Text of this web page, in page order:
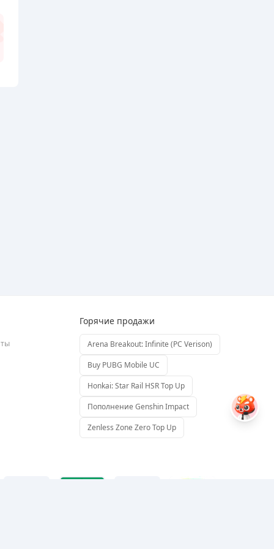
Горячие продажи
Arena Breakout: Infinite (PC Verison)
Buy PUBG Mobile UC
Honkai: Star Rail HSR Top Up
Пополнение Genshin Impact
Zenless Zone Zero Top Up